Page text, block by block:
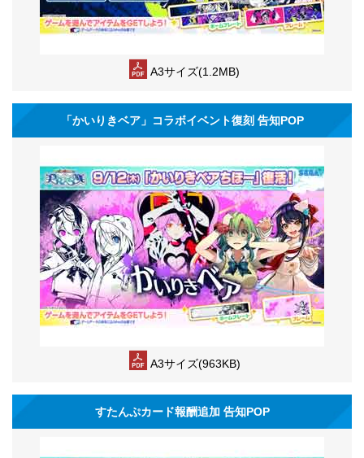
A3サイズ(1.2MB)
「かいりきベア」コラボイベント復刻 告知POP
A3サイズ(963KB)
すたんぷカード報酬追加 告知POP